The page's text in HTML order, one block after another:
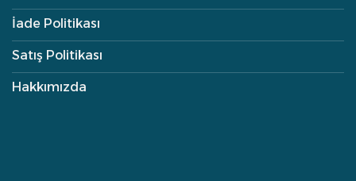
İade Politikası
Satış Politikası
Hakkımızda